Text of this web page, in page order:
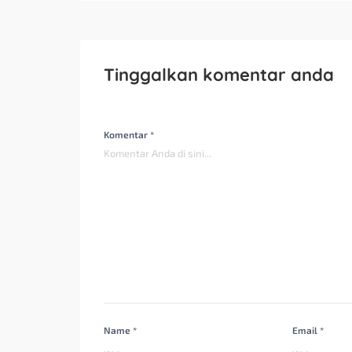
Tinggalkan komentar anda
Komentar *
Name * Email *